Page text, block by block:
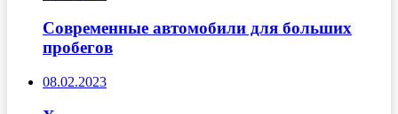
Современные автомобили для больших
пробегов
08.02.2023